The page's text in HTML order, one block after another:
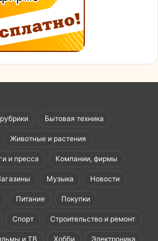
Бытовая техника
Животные и растения
и пресса Компании, фирмы
Музыка Новости
Питание Покупки
Спорт Строительство и ремонт
и ТВ Хобби Электроника